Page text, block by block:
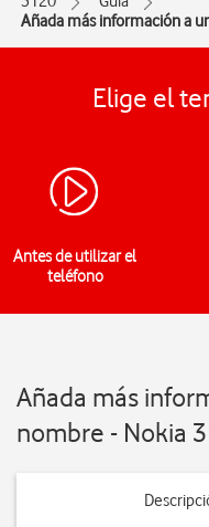
Añada más información a
Elige el
Antes de utilizar el
teléfono
Añada más
nombre - Nokia